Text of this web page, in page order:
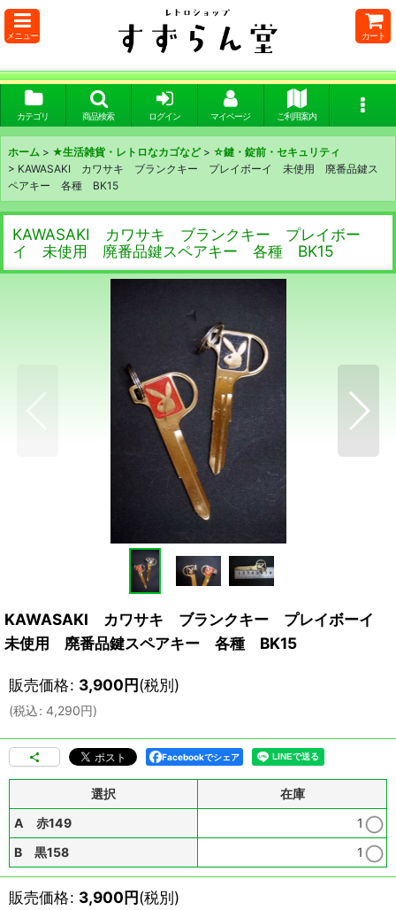
メニュー カート
カテゴリ 商品検索 ログイン マイページ ご利用案内
ホーム > ★生活雑貨・レトロなカゴなど > ☆鍵・錠前・セキュリティ
> KAWASAKI カワサキ ブランクキー プレイボーイ 未使用 廃番品鍵ス
ペアキー 各種 BK15
KAWASAKI カワサキ ブランクキー プレイボー
イ 未使用 廃番品鍵スペアキー 各種 BK15
KAWASAKI カワサキ ブランクキー プレイボーイ
未使用 廃番品鍵スペアキー 各種 BK15
販売価格: 3,900円(税別)
(税込: 4,290円)
Facebookでシェア
選択
在庫
A 赤149
1
B 黒158
1
販売価格: 3,900円(税別)